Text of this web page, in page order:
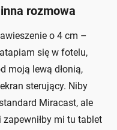
rozmowa
o 4 cm –
się w fotelu,
moją lewą dłonią,
sterujący. Niby
Miracast, ale
mi tu tablet